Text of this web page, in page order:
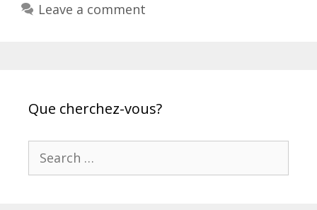
Leave a comment
Que cherchez-vous?
Search